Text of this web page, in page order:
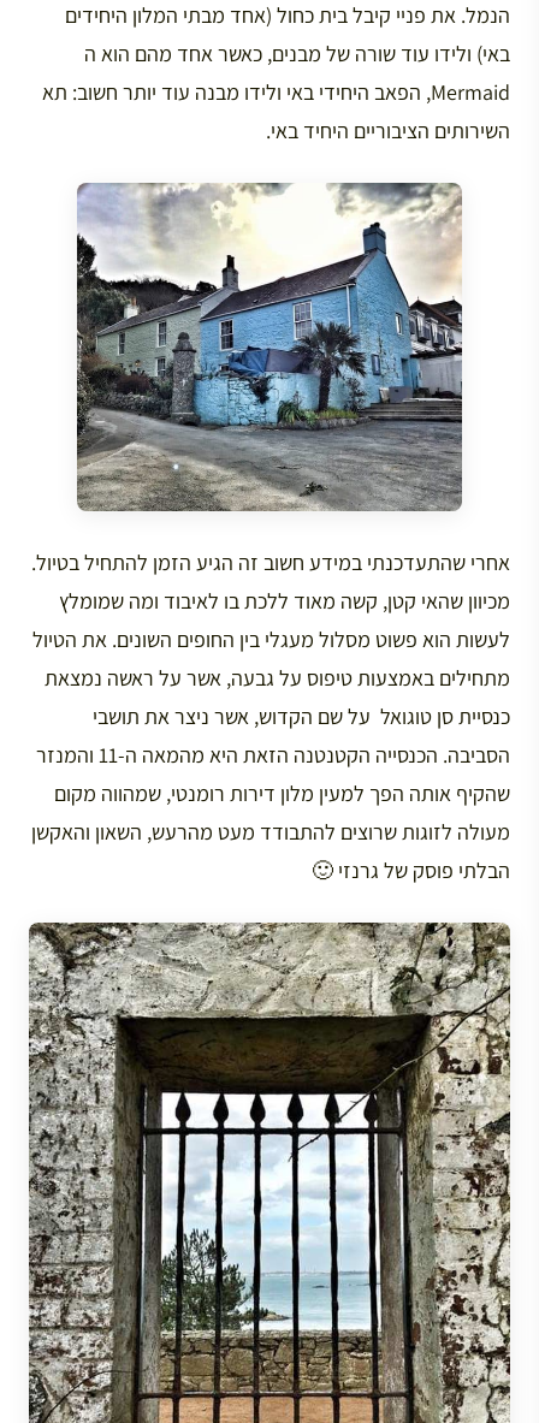
הנמל. את פניי קיבל בית כחול (אחד מבתי המלון היחידים
באי) ולידו עוד שורה של מבנים, כאשר אחד מהם הוא ה
Mermaid, הפאב היחידי באי ולידו מבנה עוד יותר חשוב: תא
השירותים הציבוריים היחיד באי.
אחרי שהתעדכנתי במידע חשוב זה הגיע הזמן להתחיל בטיול.
מכיוון שהאי קטן, קשה מאוד ללכת בו לאיבוד ומה שמומלץ
לעשות הוא פשוט מסלול מעגלי בין החופים השונים. את הטיול
מתחילים באמצעות טיפוס על גבעה, אשר על ראשה נמצאת
כנסיית סן טוגואל על שם הקדוש, אשר ניצר את תושבי
הסביבה. הכנסייה הקטנטנה הזאת היא מהמאה ה-11 והמנזר
שהקיף אותה הפך למעין מלון דירות רומנטי, שמהווה מקום
מעולה לזוגות שרוצים להתבודד מעט מהרעש, השאון והאקשן
הבלתי פוסק של גרנזי 🙂